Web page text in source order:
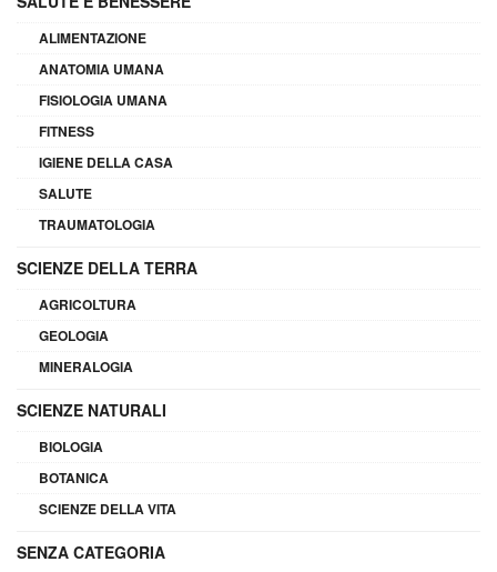
ALIMENTAZIONE
ANATOMIA UMANA
FISIOLOGIA UMANA
FITNESS
IGIENE DELLA CASA
SALUTE
TRAUMATOLOGIA
SCIENZE DELLA TERRA
AGRICOLTURA
GEOLOGIA
MINERALOGIA
SCIENZE NATURALI
BIOLOGIA
BOTANICA
SCIENZE DELLA VITA
SENZA CATEGORIA